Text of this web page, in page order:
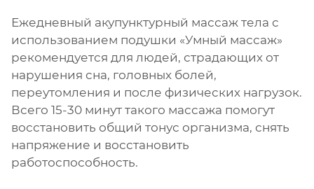
Ежедневный акупунктурный массаж тела с
использованием подушки «Умный массаж»
рекомендуется для людей, страдающих от
нарушения сна, головных болей,
переутомления и после физических нагрузок.
Всего 15-30 минут такого массажа помогут
восстановить общий тонус организма, снять
напряжение и восстановить
работоспособность.